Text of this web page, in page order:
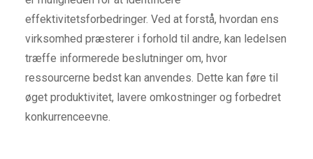
effektivitetsforbedringer. Ved at forstå, hvordan ens
virksomhed præsterer i forhold til andre, kan ledelsen
træffe informerede beslutninger om, hvor
ressourcerne bedst kan anvendes. Dette kan føre til
øget produktivitet, lavere omkostninger og forbedret
konkurrenceevne.